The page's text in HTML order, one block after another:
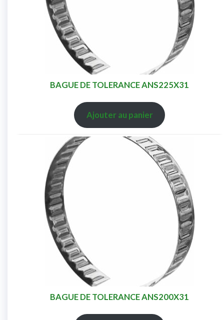
BAGUE DE TOLERANCE ANS225X31
Ajouter au panier
BAGUE DE TOLERANCE ANS200X31